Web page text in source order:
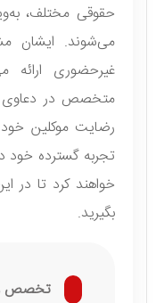
حقوقی مختلف،
می‌شوند. ایشان
غیرحضوری ارائه
متخصص در دعاوی
رضایت موکلین خود
تجربه گسترده خود
خواهند کرد تا در
بگیرید.
تخصص